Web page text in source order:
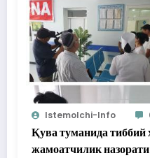
Istemolchi-Info
Қува туманида тиббий
жамоатчилик